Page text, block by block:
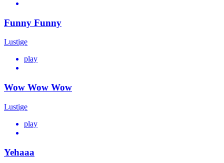
Funny Funny
Lustige
play
Wow Wow Wow
Lustige
play
Yehaaa